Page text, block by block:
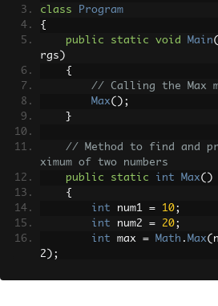
class
Program
{
public
static void Main(
rgs )
{
// Calling the Max
Max();
}
// Method to find and
ximum of two numbers
public
static int Max()
{
int num1 = 10;
int num2 = 20;
int max = Math . Max(
2 );